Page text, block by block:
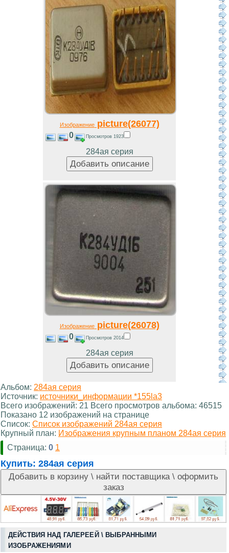
Изображениеpicture(26077)
0 Просмотров 1923
284ая серия
Изображениеpicture(26078)
0 Просмотров 2014
284ая серия
Альбом: 284ая серия
Источник: источники_информации *155la3
Всего изображений: 21 Всего просмотров альбома: 46515
Показано 12 изображений на странице
Список: Список изображений 284ая серия
Крупный план: Изображения крупным планом 284ая серия
Страница: 0 1
Купить: 284ая серия
ДЕЙСТВИЯ НАД ГАЛЕРЕЕЙ \ ВЫБРАННЫМИ
ИЗОБРАЖЕНИЯМИ